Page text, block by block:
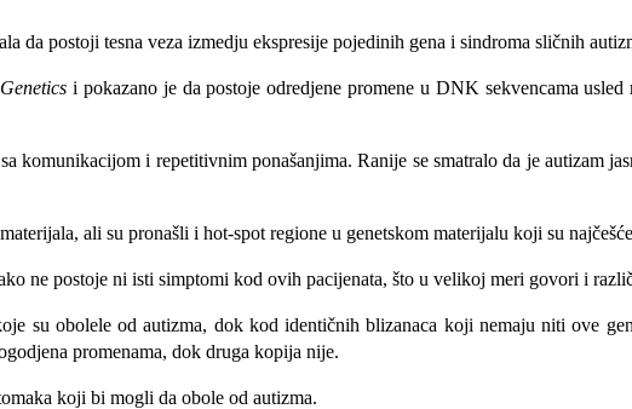
da postoji tesna veza izmedju ekspresije pojedinih gena i sindroma sličnih
i pokazano je da postoje odredjene promene u DNK sekvencama
komunikacijom i repetitivnim ponašanjima. Ranije se smatralo da je autizam
ali su pronašli i hot-spot regione u genetskom materijalu koji su
ne postoje ni isti simptomi kod ovih pacijenata, što u velikoj meri govori i
su obolele od autizma, dok kod identičnih blizanaca koji nemaju niti ove
promenama, dok druga kopija nije.
koji bi mogli da obole od autizma.